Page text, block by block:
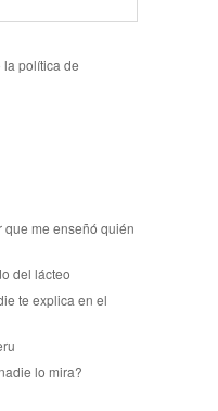
la política de
me enseñó quién
del lácteo
te explica en el
lo mira?